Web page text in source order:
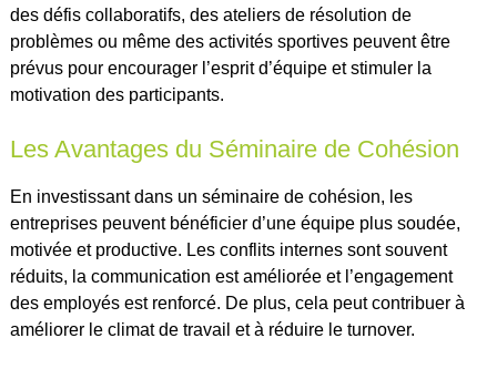
des défis collaboratifs, des ateliers de résolution de
problèmes ou même des activités sportives peuvent être
prévus pour encourager l’esprit d’équipe et stimuler la
motivation des participants.
Les Avantages du Séminaire de Cohésion
En investissant dans un séminaire de cohésion, les
entreprises peuvent bénéficier d’une équipe plus soudée,
motivée et productive. Les conflits internes sont souvent
réduits, la communication est améliorée et l’engagement
des employés est renforcé. De plus, cela peut contribuer à
améliorer le climat de travail et à réduire le turnover.